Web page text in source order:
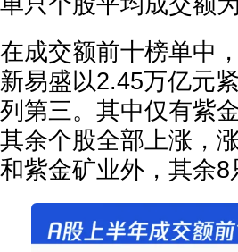
在成交额前十榜单中
新易盛以2.45万亿元
列第三。其中仅有紫
其余个股全部上涨，
和紫金矿业外，其余